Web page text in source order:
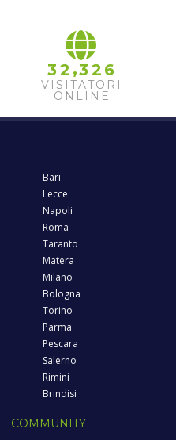
32 ,32 6
VISITATORI
ONLINE
Bari
Lecce
Napoli
Roma
Taranto
Matera
Milano
Bologna
Torino
Parma
Pescara
Salerno
Rimini
Brindisi
COMMUNITY